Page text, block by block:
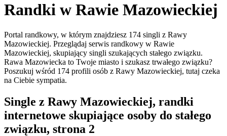
Randki w Rawie Mazowieckiej
Portal randkowy, w którym znajdziesz 174 singli z Rawy
Mazowieckiej. Przeglądaj serwis randkowy w Rawie
Mazowieckiej, skupiający singli szukających stałego związku.
Rawa Mazowiecka to Twoje miasto i szukasz trwałego związku?
Poszukuj wśród 174 profili osób z Rawy Mazowieckiej, tutaj czeka
na Ciebie sympatia.
Single z Rawy Mazowieckiej, randki
internetowe skupiające osoby do stałego
związku, strona 2